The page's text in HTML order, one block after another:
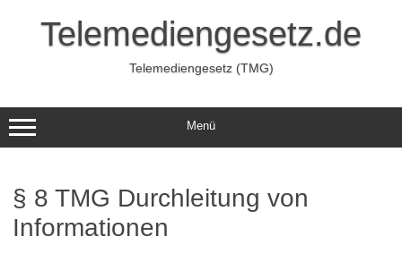
springenTelemediengesetz.de
Telemediengesetz (TMG)
Menü
§ 8 TMG Durchleitung von
Informationen